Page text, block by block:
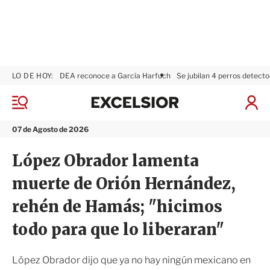
M
n
07 de Agosto de 2026
LO DE HOY: DEA reconoce a García Harfuch Se jubilan 4 perros
I
x
i
r
López Obrador lamenta
muerte de Orión Hernández,
rehén de Hamás; "hicimos
todo para que lo liberaran"
López Obrador dijo que ya no hay ningún mexicano en